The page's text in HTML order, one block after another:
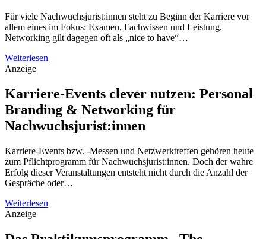
Für viele Nachwuchsjurist:innen steht zu Beginn der Karriere vor
allem eines im Fokus: Examen, Fachwissen und Leistung.
Networking gilt dagegen oft als „nice to have“…
Weiterlesen
Anzeige
Karriere-Events clever nutzen: Personal
Branding & Networking für
Nachwuchsjurist:innen
Karriere-Events bzw. -Messen und Netzwerktreffen gehören heute
zum Pflichtprogramm für Nachwuchsjurist:innen. Doch der wahre
Erfolg dieser Veranstaltungen entsteht nicht durch die Anzahl der
Gespräche oder…
Weiterlesen
Anzeige